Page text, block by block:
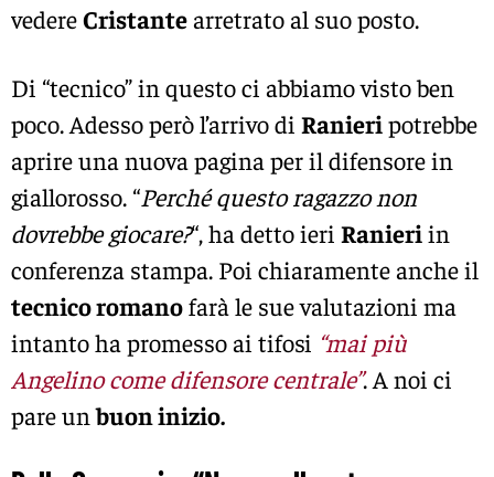
vedereCristantearretrato al suo posto.
Di “tecnico” in questo ci abbiamo visto ben
poco. Adesso però l’arrivo di Ranieri potrebbe
aprire una nuova pagina per il difensore in
giallorosso. “Perché questo ragazzo non
dovrebbe giocare?“, ha detto ieri Ranieri in
conferenza stampa. Poi chiaramente anche il
tecnico romanofarà le sue valutazioni ma
intanto ha promesso ai tifosi “mai più
Angelino come difensore centrale”. A noi ci
pare unbuon inizio.